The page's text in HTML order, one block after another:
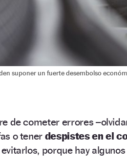
suponer un fuerte desembolso
de cometer errores
o tener despistes en el
porque hay